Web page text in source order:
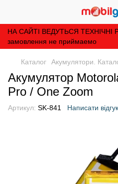
НА САЙТІ ВЕДУТЬСЯ ТЕХНІЧНІ
замовлення не приймаемо
Каталог Акумулятори.
Акумулятор
Pro / One Zoom
Артикул: SK-841 Написати відгук